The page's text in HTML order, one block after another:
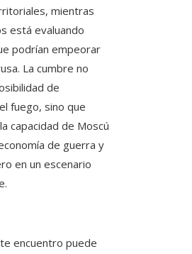
mientras
está evaluando
podrían empeorar
La cumbre no
de
fuego, sino que
capacidad de Moscú
de guerra y
en un escenario
encuentro puede